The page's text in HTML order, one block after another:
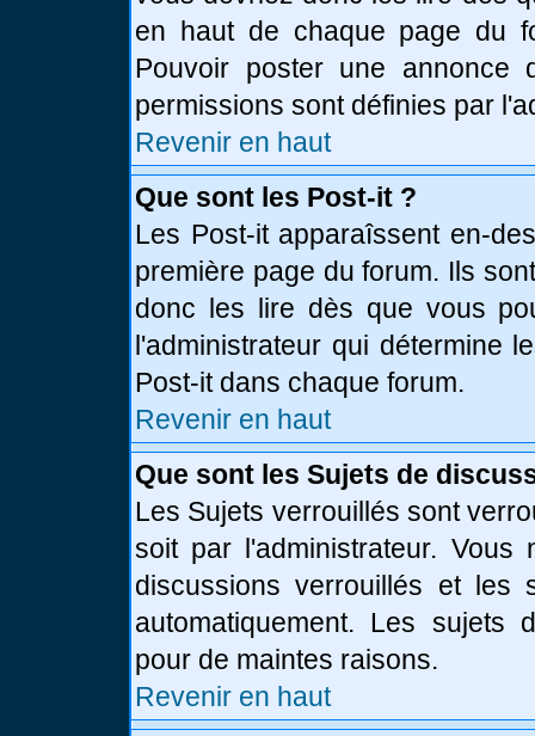
en haut de chaque page du
Pouvoir poster une annonce
permissions sont définies par
Revenir en haut
Que sont les Post-it ?
Les Post-it apparaîssent en-
première page du forum. Ils
donc les lire dès que vous
l'administrateur qui détermine
Post-it dans chaque forum.
Revenir en haut
Que sont les Sujets de
Les Sujets verrouillés sont
soit par l'administrateur.
discussions verrouillés et les
automatiquement. Les sujets
pour de maintes raisons.
Revenir en haut